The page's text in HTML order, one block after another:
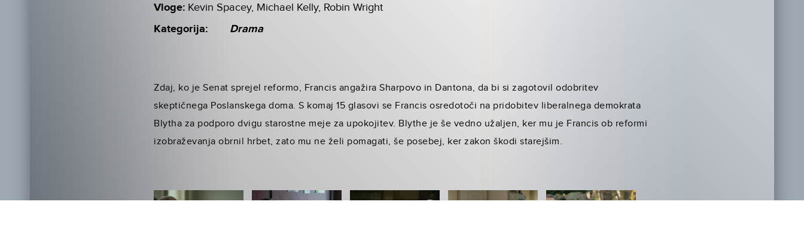
Vloge: Kevin Spacey, Michael Kelly, Robin Wright
Kategorija: Drama
Zdaj, ko je Senat sprejel reformo, Francis angažira Sharpovo in Dantona, da bi si zagotovil odobritev
skeptičnega Poslanskega doma. S komaj 15 glasovi se Francis osredotoči na pridobitev liberalnega demokrata
Blytha za podporo dvigu starostne meje za upokojitev. Blythe je še vedno užaljen, ker mu je Francis ob reformi
izobraževanja obrnil hrbet, zato mu ne želi pomagati, še posebej, ker zakon škodi starejšim.